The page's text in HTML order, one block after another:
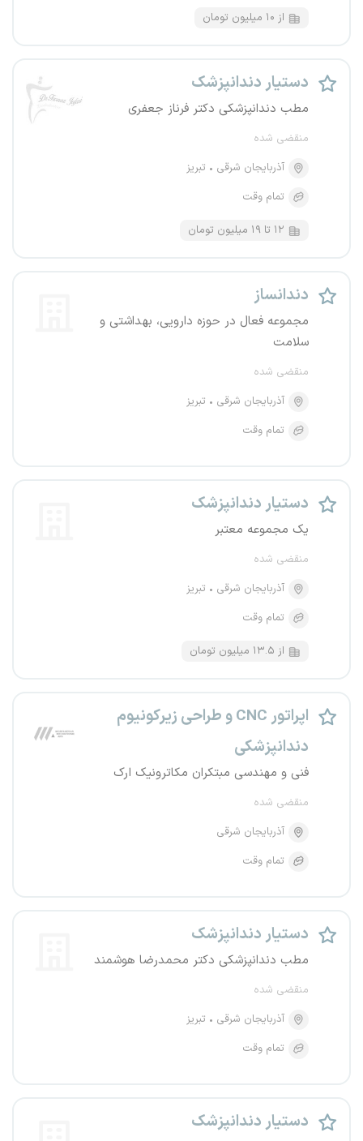
از ۱۰ میلیون تومان
دستیار دندانپزشک
مطب دندانپزشکی دکتر فرناز جعفری
منقضی شده
آذربایجان شرقی
تبریز
تمام وقت
۱۲ تا ۱۹ میلیون تومان
دندانساز
مجموعه فعال در حوزه دارویی، بهداشتی و
سلامت
منقضی شده
آذربایجان شرقی
تبریز
تمام وقت
دستیار دندانپزشک
یک مجموعه معتبر
منقضی شده
آذربایجان شرقی
تبریز
تمام وقت
از ۱۳.۵ میلیون تومان
اپراتور CNC و طراحی زیرکونیوم
دندانپزشکی
فنی و مهندسی مبتکران مکاترونیک ارک
منقضی شده
آذربایجان شرقی
تمام وقت
دستیار دندانپزشک
مطب دندانپزشکی دکتر محمدرضا هوشمند
منقضی شده
آذربایجان شرقی
تبریز
تمام وقت
دستیار دندانپزشک